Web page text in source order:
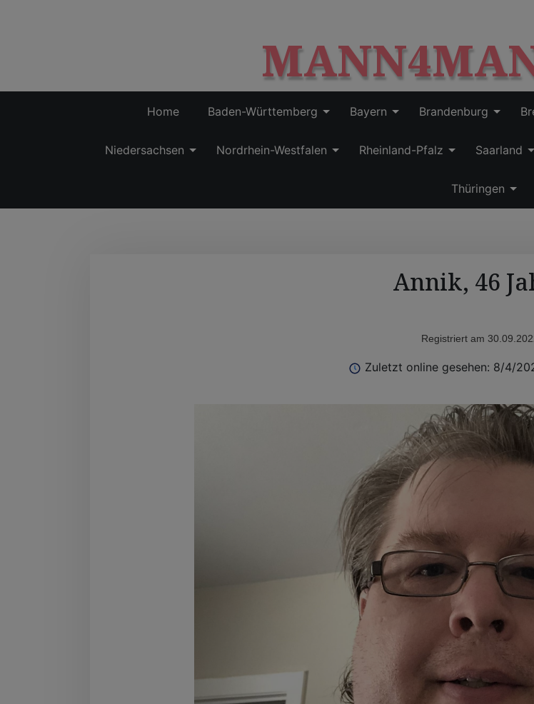
p
t
o
c
n
n
Home Baden-Württemberg Bayern Brandenburg
Niedersachsen Nordrhein-Westfalen Rheinland-Pfalz Saarland
Thüringen
Annik, 46
Registriert am
Zuletzt online gesehen: 8/4/